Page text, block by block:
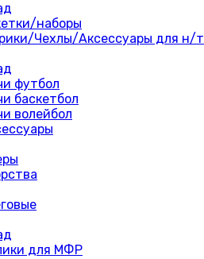
наборы
Чехлы/Аксессуары для н/т
футбол
баскетбол
волейбол
для МФР